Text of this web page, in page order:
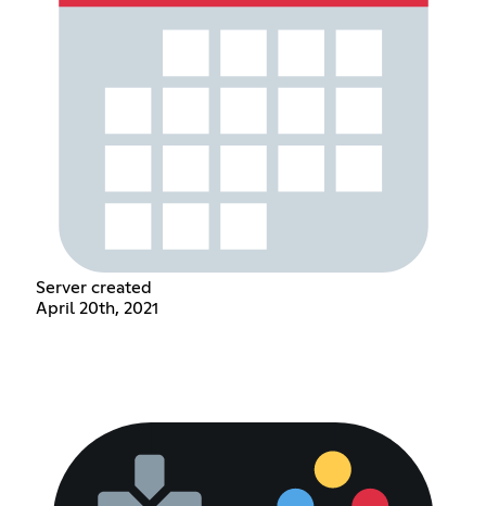
Server created
April 20th, 2021